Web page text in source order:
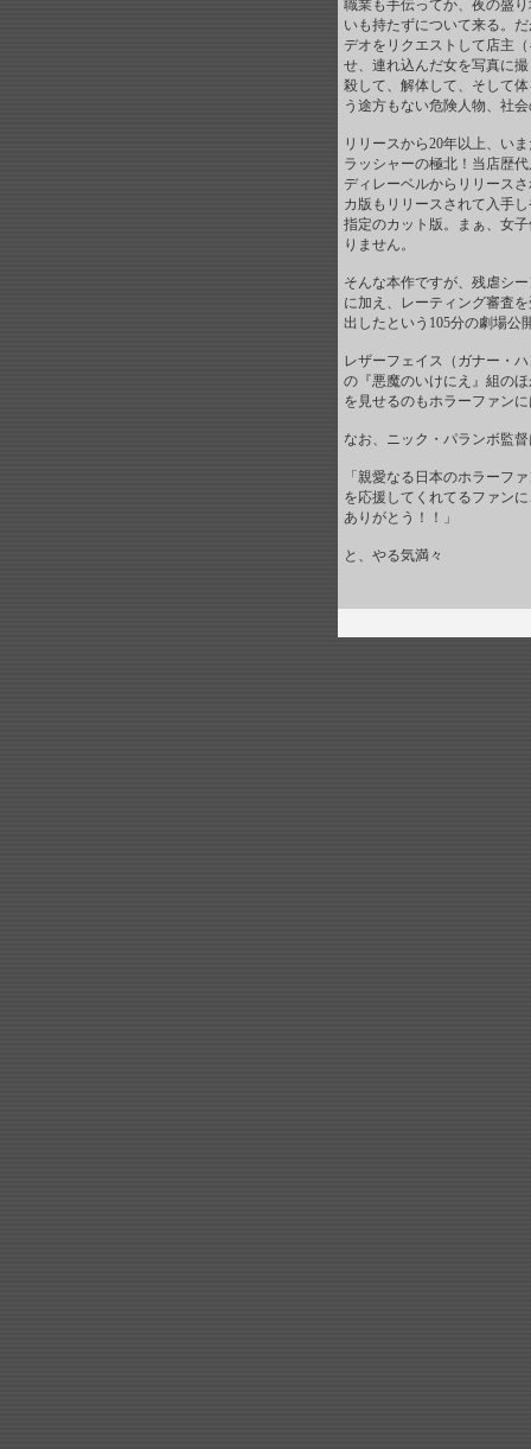
職業も手伝ってか、夜の盛
いも持たずについて来る。
デオをリクエストして店主
せ、連れ込んだ女を写真に
殺して、解体して、そして
う途方もない危険人物、社
リリースから20年以上、い
ラッシャーの極北！当店歴
ディレーベルからリリース
カ版もリリースされて入手
指定のカット版。まぁ、女
りません。
そんな本作ですが、残虐シ
に加え、レーティング審査
出したという105分の劇場公
レザーフェイス（ガナー・
の『悪魔のいけにえ』組の
を見せるのもホラーファン
なお、ニック・パランボ監
「親愛なる日本のホラーフ
を応援してくれてるファン
ありがとう！！」
と、やる気満々